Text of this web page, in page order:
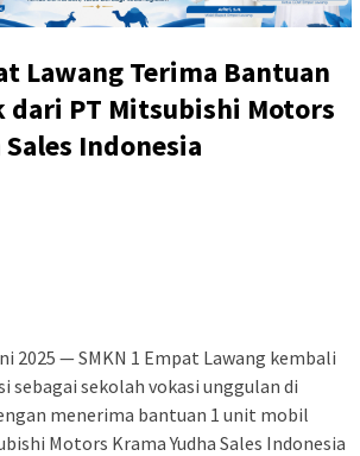
Lawang Terima Bantuan
PT Mitsubishi Motors
Indonesia
2025 — SMKN 1 Empat Lawang kembali
sebagai sekolah vokasi unggulan di
menerima bantuan 1 unit mobil
Motors Krama Yudha Sales Indonesia